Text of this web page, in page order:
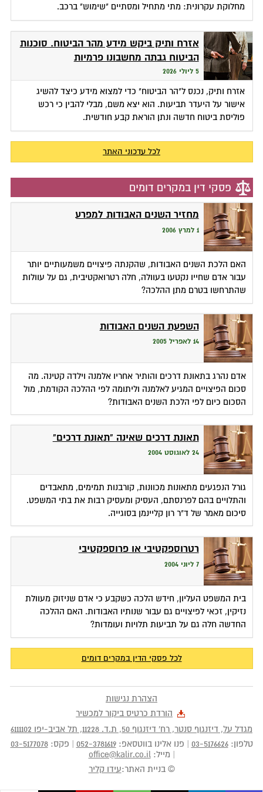
מחלוקת עקרונית: מתי מתחיל ומסתיים "שימוש" ברכב.
אזרח ותיק ביקש מידע מהר הביטוח. סוכנות
הביטוח גבתה מחשבונו פרמיות
5 ליולי 2026
אזרח ותיק, נכנס ל"הר הביטוח" כדי למצוא מידע כיצד להשיג
אישור על היעדר תביעות. הוא יצא משם, מבלי להבין כי רכש
פוליסת ביטוח חדשה ונתן הוראת קבע חודשית.
לכל עדכוני האתר
פסקי דין במקרים דומים
מחזיר השנים האבודות למפרע
1 למרץ 2006
האם הלכת השנים האבודות, שהקנתה פיצויים משמעותיים יותר
עבור אדם שחייו נקטעו בעוולה, חלה רטרואקטיבית, גם על עוולות
שהתרחשו בטרם מתן ההלכה?
השפעת השנים האבודות
14 לאפריל 2005
אדם נהרג בתאונת דרכים והותיר אחריו אלמנה וילדה קטינה. מה
סכום הפיצויים המגיע לאלמנה וליתומה לפי ההלכה הקודמת, מול
הסכום כיום לפי הלכת השנים האבודות?
תאונת דרכים שאינה "תאונת דרכים"
24 לאוגוסט 2004
גורל הנפגעים מתאונות מכוונות, קורבנות תמימים, מתאבדים
והתלויים בהם לפרנסתם, העסיק ומעסיק רבות את בתי המשפט.
סיכום מאמר של ד"ר רון קליינמן בסוגייה.
רטרוספקטיבי או פרוספקטיבי
7 ליוני 2004
בית המשפט העליון, חידש הלכה כשקבע כי אדם שניזוק מעוולת
נזיקין, זכאי לפיצויים גם עבור שנותיו האבודות. האם ההלכה
החדשה חלה גם על תביעות תלויות ועומדות?
לכל פסקי הדין במקרים דומים
הצהרת נגישות
הורדת כרטיס ביקור למכשיר
מגדל על, דיזנגוף סנטר, רח' דיזנגוף 50
, ת.ד. 11228
, תל אביב-יפו 6111102
טלפון:03-5176626 פנו אלינו בווטסאפ:052-3781619 פקס:03-5177078
מייל:office@kalir.co.il
© בניית האתר:עידו קליר